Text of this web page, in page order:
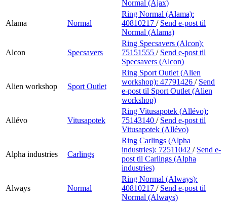
Normal (Ajax)
Alama Normal
Ring Normal (Alama):
40810217 / Send e-post til
Normal (Alama)
Alcon Specsavers
Ring Specsavers (Alcon):
75151555 / Send e-post til
Specsavers (Alcon)
Alien workshop Sport Outlet
Ring Sport Outlet (Alien
workshop): 47791426 / Send
e-post til Sport Outlet (Alien
workshop)
Allévo Vitusapotek
Ring Vitusapotek (Allévo):
75143140 / Send e-post til
Vitusapotek (Allévo)
Alpha industries Carlings
Ring Carlings (Alpha
industries): 72511042 / Send e-
post til Carlings (Alpha
industries)
Always Normal
Ring Normal (Always):
40810217 / Send e-post til
Normal (Always)